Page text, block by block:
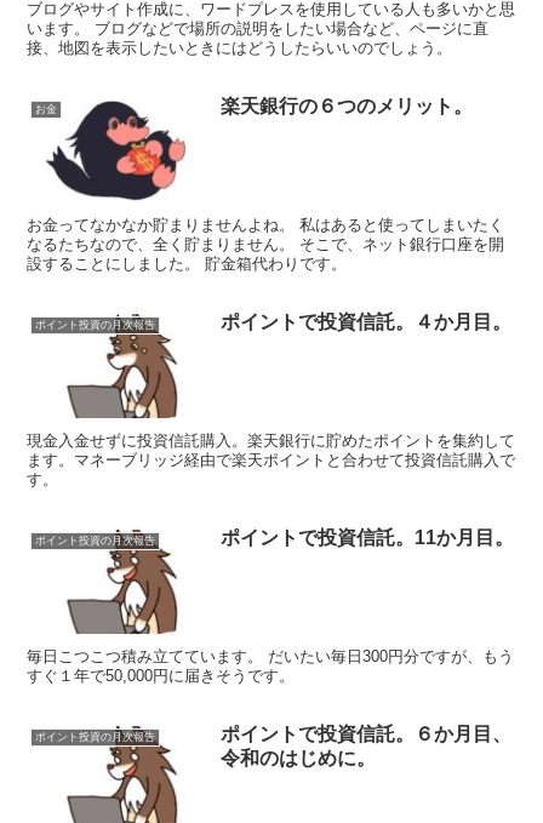
ブログやサイト作成に、ワードプレスを使用している人も多いかと思
います。 ブログなどで場所の説明をしたい場合など、ページに直
接、地図を表示したいときにはどうしたらいいのでしょう。
お金 楽天銀行の６つのメリット。
お金ってなかなか貯まりませんよね。 私はあると使ってしまいたく
なるたちなので、全く貯まりません。 そこで、ネット銀行口座を開
設することにしました。 貯金箱代わりです。
ポイント投資の月次報告 ポイントで投資信託。４か月目。
現金入金せずに投資信託購入。楽天銀行に貯めたポイントを集約して
ます。マネーブリッジ経由で楽天ポイントと合わせて投資信託購入で
す。
ポイント投資の月次報告 ポイントで投資信託。11か月目。
毎日こつこつ積み立てています。 だいたい毎日300円分ですが、もう
すぐ１年で50,000円に届きそうです。
ポイント投資の月次報告
ポイントで投資信託。６か月目、
令和のはじめに。